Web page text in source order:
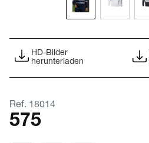
HD-Bilder
herunterladen
Ref. 18014
575